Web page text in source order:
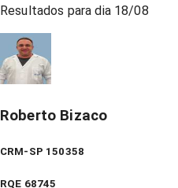
Resultados para dia 18/08
Roberto Bizaco
CRM-SP 150358
RQE 68745